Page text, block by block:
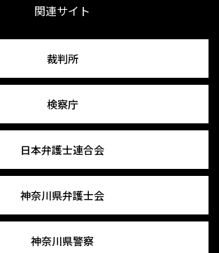
関連サイト
裁判所
検察庁
日本弁護士連合会
神奈川県弁護士会
神奈川県警察